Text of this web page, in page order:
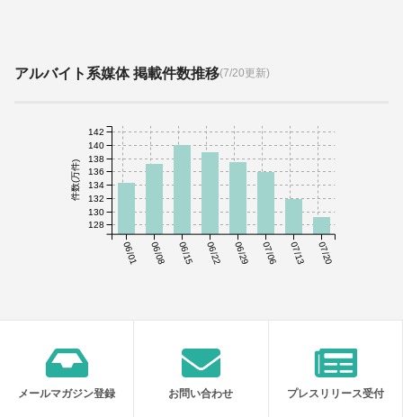
アルバイト系媒体 掲載件数推移(7/20更新)
06/01 06/08 06/15 06/22 06/29 07/06 07/13 07/20
件数(万件)
128
130
132
134
136
138
140
142
メールマガジン登録 お問い合わせ プレスリリース受付